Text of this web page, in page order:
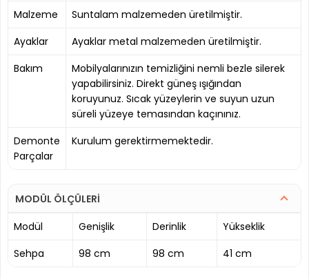
Malzeme
Suntalam malzemeden üretilmiştir.
Ayaklar
Ayaklar metal malzemeden üretilmiştir.
Bakım
Mobilyalarınızın temizliğini nemli bezle silerek
yapabilirsiniz. Direkt güneş ışığından
koruyunuz. Sıcak yüzeylerin ve suyun uzun
süreli yüzeye temasından kaçınınız.
Demonte
Parçalar
Kurulum gerektirmemektedir.
MODÜL ÖLÇÜLERİ
Modül
Genişlik Derinlik
Yükseklik
Sehpa
98 cm 98 cm 41 cm